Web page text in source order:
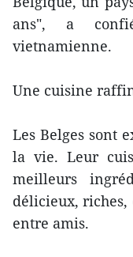
ans", a
vietnamienne.
Une cuisine
Les Belges sont
la vie. Leur
meilleurs
délicieux,
entre amis.